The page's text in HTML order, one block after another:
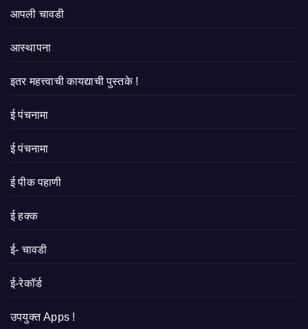
आपली चावडी
आस्थापना
इतर महत्त्वाची कायद्याची पुस्तके !
ई पंचनामा
ई पंचनामा
ई पीक पहाणी
ई हक्क
ई- चावडी
ई-रेकॉर्ड
उपयुक्त Apps !